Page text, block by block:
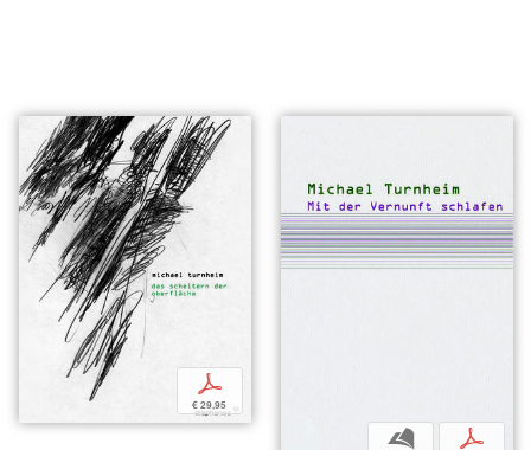
p
€ 29,95
b p